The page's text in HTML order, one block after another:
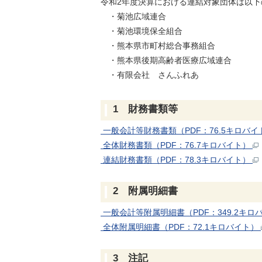
・菊池広域連合
・菊池環境保全組合
・熊本県市町村総合事務組合
・熊本県後期高齢者医療広域連合
・有限会社 さんふれあ
1 財務書類等
一般会計等財務書類（PDF：76.5キロバイ
全体財務書類（PDF：76.7キロバイト）
連結財務書類（PDF：78.3キロバイト）
2 附属明細書
一般会計等附属明細書（PDF：349.2キロ
全体附属明細書（PDF：72.1キロバイト）
3 注記